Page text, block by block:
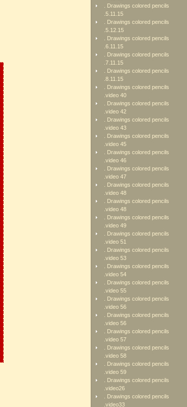
. Drawings colored pencils
.5.11.15
. Drawings colored pencils
.5.12.15
. Drawings colored pencils
.6.11.15
. Drawings colored pencils
.7.11.15
. Drawings colored pencils
.8.11.15
. Drawings colored pencils
.video 40
. Drawings colored pencils
.video 42
. Drawings colored pencils
.video 43
. Drawings colored pencils
.video 45
. Drawings colored pencils
.video 46
. Drawings colored pencils
.video 47
. Drawings colored pencils
.video 48
. Drawings colored pencils
.video 48
. Drawings colored pencils
.video 49
. Drawings colored pencils
.video 51
. Drawings colored pencils
.video 53
. Drawings colored pencils
.video 54
. Drawings colored pencils
.video 55
. Drawings colored pencils
.video 56
. Drawings colored pencils
.video 56
. Drawings colored pencils
.video 57
. Drawings colored pencils
.video 58
. Drawings colored pencils
.video 59
. Drawings colored pencils
.video26
. Drawings colored pencils
.video33